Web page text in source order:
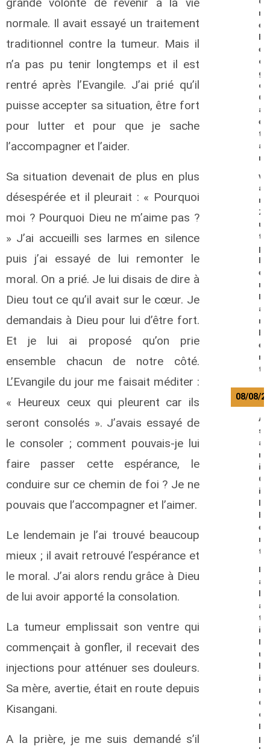
grande volonté de revenir à la vie
normale. Il avait essayé un traitement
traditionnel contre la tumeur. Mais il
n’a pas pu tenir longtemps et il est
rentré après l’Evangile. J’ai prié qu’il
puisse accepter sa situation, être fort
pour lutter et pour que je sache
l’accompagner et l’aider.
Sa situation devenait de plus en plus
désespérée et il pleurait : « Pourquoi
moi ? Pourquoi Dieu ne m’aime pas ?
» J’ai accueilli ses larmes en silence
puis j’ai essayé de lui remonter le
moral. On a prié. Je lui disais de dire à
Dieu tout ce qu’il avait sur le cœur. Je
demandais à Dieu pour lui d’être fort.
Et je lui ai proposé qu’on prie
ensemble chacun de notre côté.
L’Evangile du jour me faisait méditer :
« Heureux ceux qui pleurent car ils
seront consolés ». J’avais essayé de
le consoler ; comment pouvais-je lui
faire passer cette espérance, le
conduire sur ce chemin de foi ? Je ne
pouvais que l’accompagner et l’aimer.
Le lendemain je l’ai trouvé beaucoup
mieux ; il avait retrouvé l’espérance et
le moral. J’ai alors rendu grâce à Dieu
de lui avoir apporté la consolation.
La tumeur emplissait son ventre qui
commençait à gonfler, il recevait des
injections pour atténuer ses douleurs.
Sa mère, avertie, était en route depuis
Kisangani.
A la prière, je me suis demandé s’il
r
e
b
e
o
g
o
G
a
é
t
a
n
v
a
n
Z
u
t
p
e
n
L
a
m
b
e
r
t
08/08/
A
s
a
n
i
G
i
b
e
r
t
B
a
a
t
i
M
u
i
n
d
o
E
p